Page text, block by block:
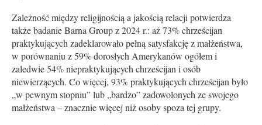
Zależność między religijnością a jakością relacji potwierdza
także badanie Barna Group z 2024 r.: aż 73% chrześcijan
praktykujących zadeklarowało pełną satysfakcję z małżeństwa,
w porównaniu z 59% dorosłych Amerykanów ogółem i
zaledwie 54% niepraktykujących chrześcijan i osób
niewierzących. Co więcej, 93% praktykujących chrześcijan było
„w pewnym stopniu” lub „bardzo” zadowolonych ze swojego
małżeństwa – znacznie więcej niż osoby spoza tej grupy.